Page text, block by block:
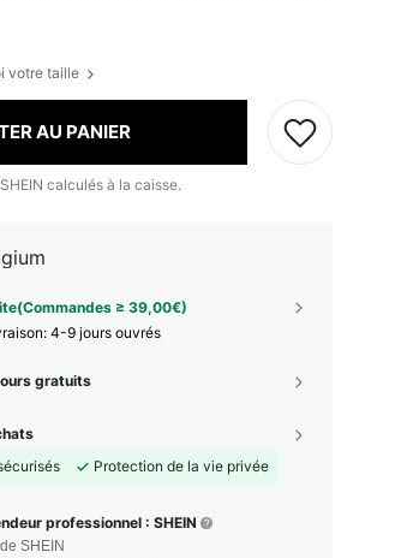
votre taille
AU PANIER
calculés à la caisse.
≥ 39,00€)
4-9 jours ouvrés
gratuits
Protection de la vie privée
professionnel : SHEIN
SHEIN